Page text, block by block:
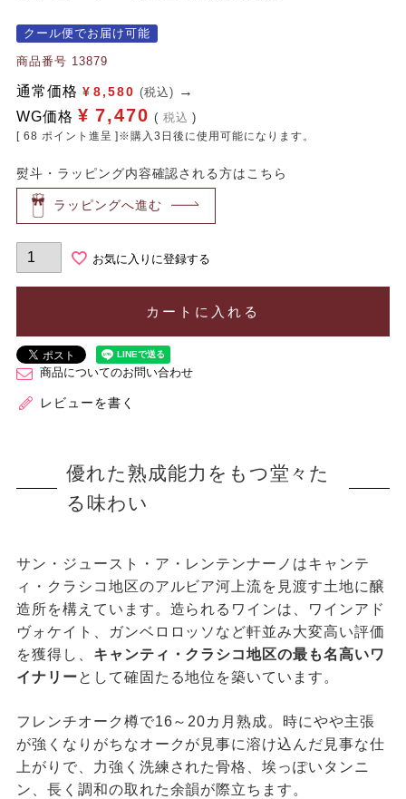
クール便でお届け可能
商品番号 13879
通常価格 ¥ 8,580 (税込)
WG価格 ¥ 7,470 税込
[ 68 ポイント進呈 ]※購入3日後に使用可能になります。
熨斗・ラッピング内容確認される方はこちら
ラッピングへ進む
お気に入りに登録する
カートに入れる
商品についてのお問い合わせ
レビューを書く
優れた熟成能力をもつ堂々た
る味わい
サン・ジュースト・ア・レンテンナーノはキャンテ
ィ・クラシコ地区のアルビア河上流を見渡す土地に醸
造所を構えています。造られるワインは、ワインアド
ヴォケイト、ガンベロロッソなど軒並み大変高い評価
を獲得し、 キャンティ・クラシコ地区の最も名高いワ
イナリーとして確固たる地位を築いています。
フレンチオーク樽で16～20カ月熟成。時にやや主張
が強くなりがちなオークが見事に溶け込んだ見事な仕
上がりで、力強く洗練された骨格、埃っぽいタンニ
ン、長く調和の取れた余韻が際立ちます。